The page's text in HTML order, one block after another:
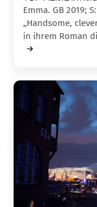
Emma. GB 2019;
„Handsome,
in ihrem Roman